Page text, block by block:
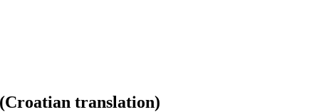
(Croatian translation)